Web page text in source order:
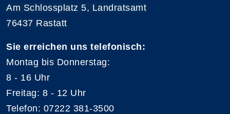
Am Schlossplatz 5, Landratsamt
76437 Rastatt
Sie erreichen uns telefonisch:
Montag bis Donnerstag:
8 - 16 Uhr
Freitag: 8 - 12 Uhr
Telefon: 07222 381-3500